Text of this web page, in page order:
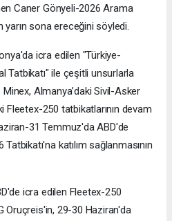
Caner Gönyeli-2026 Arama
yarın sona ereceğini söyledi.
icra edilen "Türkiye-
Tatbikatı" ile çeşitli unsurlarla
Minex, Almanya’daki Sivil-Asker
Fleetex-250 tatbikatlarının devam
31 Temmuz'da ABD'de
katılım sağlanmasının
icra edilen Fleetex-250
Oruçreis'in, 29-30 Haziran'da